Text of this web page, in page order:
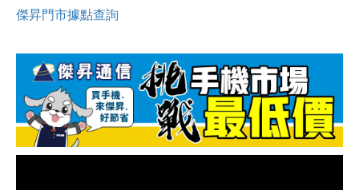
傑昇門市據點查詢